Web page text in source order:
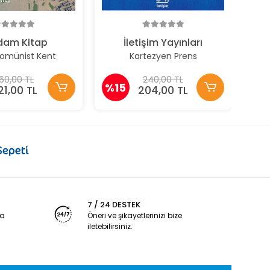
Kitap
Kent
TL
TL
İletişim Yayınları
Kartezyen Prens
%15
240,00 TL
204,00 TL
7 / 24 DESTEK
Öneri ve şikayetlerinizi bize
iletebilirsiniz.